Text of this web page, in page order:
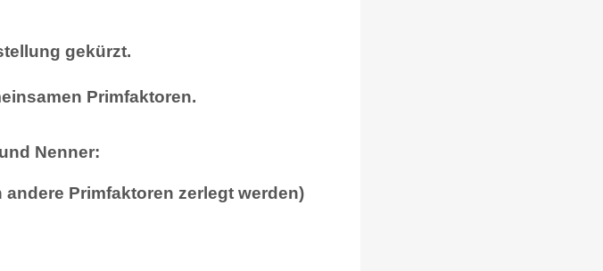
gekürzt.
Primfaktoren.
Nenner:
Primfaktoren zerlegt werden)